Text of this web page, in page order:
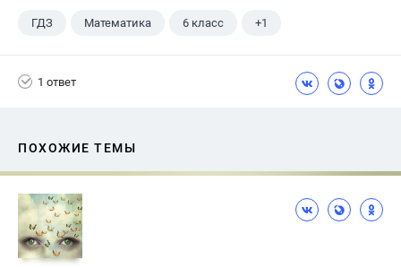
ГДЗ Математика 6 класс +1
1 ответ
ПОХОЖИЕ ТЕМЫ